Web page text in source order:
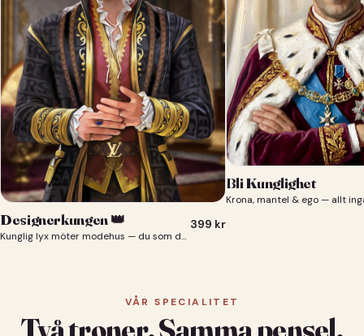
Designerkungen 👑
Kunglig lyx möter modehus — du som designerkung 👑
399 kr
Bli Kunglighet
Krona, mantel & ego — allt
VÅR SPECIALITET